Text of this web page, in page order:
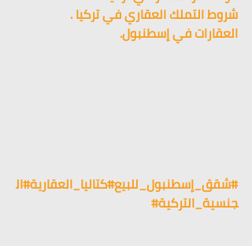
شروط التملك العقاري في تركيا .
العقارات في إسطنبول.
#شقق_إسطنبول_للبيع#كتاليا_العقارية#ال
جنسية_التركية#